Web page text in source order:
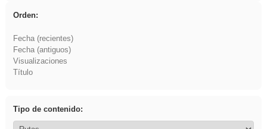
Orden:
Fecha (recientes)
Fecha (antiguos)
Visualizaciones
Título
Tipo de contenido: